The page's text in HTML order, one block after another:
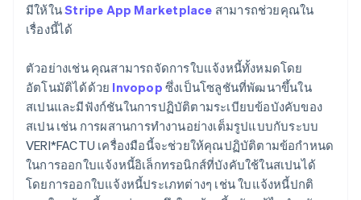
มีให้ในStripe App Marketplace สามารถช่วยคุณใน
เรื่องนี้ได้
ตัวอย่างเช่น คุณสามารถจัดการใบแจ้งหนี้ทั้งหมดโดย
อัตโนมัติได้ด้วย Invopop ซึ่งเป็นโซลูชันที่พัฒนาขึ้นใน
สเปนและมีฟังก์ชันในการปฏิบัติตามระเบียบข้อบังคับของ
สเปน เช่น การผสานการทำงานอย่างเต็มรูปแบบกับระบบ
VERI*FACTU เครื่องมือนี้จะช่วยให้คุณปฏิบัติตามข้อกำหนด
ในการออกใบแจ้งหนี้อิเล็กทรอนิกส์ที่บังคับใช้ในสเปนได้
โดยการออกใบแจ้งหนี้ประเภทต่างๆ เช่น ใบแจ้งหนี้ปกติ